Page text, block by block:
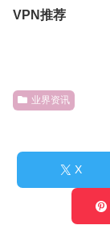
VPN推荐
业界资讯
X